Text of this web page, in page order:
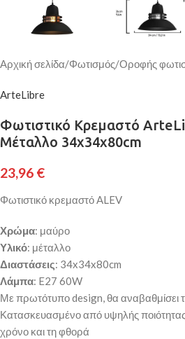
Αρχική σελίδα/Φωτισμός/Οροφής
ArteLibre
Φωτιστικό Κρεμαστό
Μέταλλο 34x34x80cm
23,96 €
Φωτιστικό κρεμαστό ALEV
Χρώμα: μαύρο
Υλικό: μέταλλο
Διαστάσεις: 34x34x80cm
Λάμπα: E27 60W
Με πρωτότυπο design, θα αναβαθμίσει
Κατασκευασμένο από υψηλής
χρόνο και τη φθορά